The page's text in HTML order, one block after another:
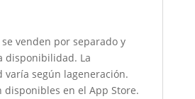
se venden por separado y
disponibilidad. La
según lageneración.
disponibles en el App Store.